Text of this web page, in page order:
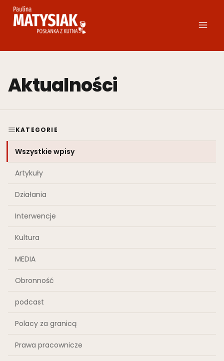
Przejdź
Aktualności
KATEGORIE
Wszystkie wpisy
Artykuły
Działania
Interwencje
Kultura
MEDIA
Obronność
podcast
Polacy za granicą
Prawa pracownicze